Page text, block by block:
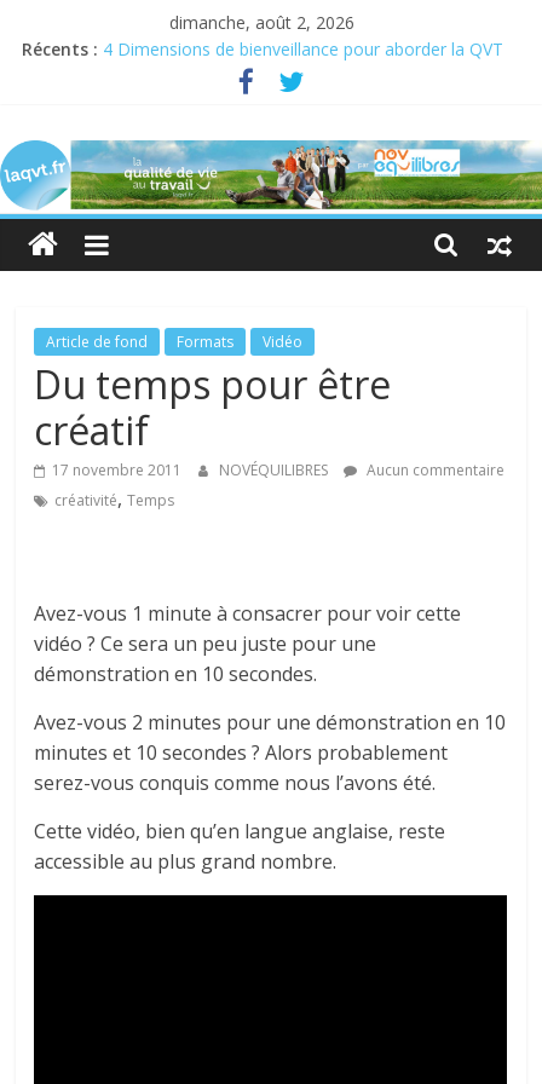
dimanche, août 2, 2026
Récents : 4 Dimensions de bienveillance pour aborder la QVT
Semaine pour la QVCT du 19 au 23 juin 2023
Semaine de la QVT 2022 : En quête de sens au travail
Bienveillance, progrès et QVT
laqvt.fr
La
QVT
pour
pour
tous,
par
par
Article de fond Formats Vidéo
Du temps pour être
créatif
17 novembre 2011 NOVÉQUILIBRES
Aucun commentaire
créativité,Temps
Avez-vous 1 minute à consacrer pour voir cette
vidéo ? Ce sera un peu juste pour une
démonstration en 10 secondes.
Avez-vous 2 minutes pour une démonstration en 10
minutes et 10 secondes ? Alors probablement
serez-vous conquis comme nous l’avons été.
Cette vidéo, bien qu’en langue anglaise, reste
accessible au plus grand nombre.